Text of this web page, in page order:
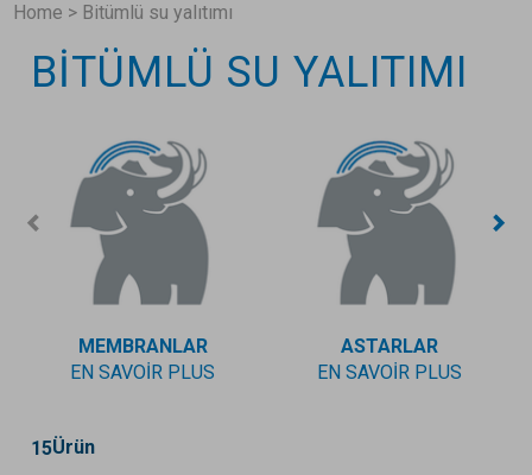
Home > Bitümlü su yalıtımı
BITÜMLÜ SU YALITIMI
MEMBRANLAR
EN SAVOIR PLUS
ASTARLAR
EN SAVOIR PLUS
15Ürün